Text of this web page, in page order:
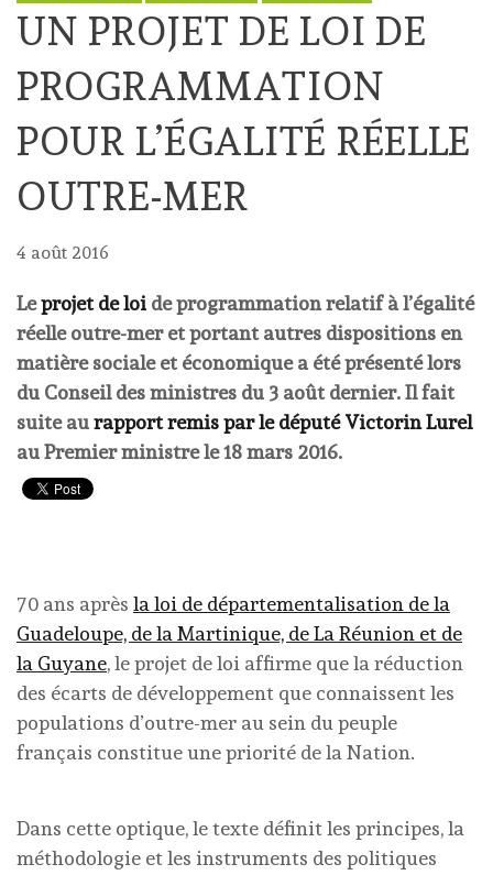
UN PROJET DE LOI DE
PROGRAMMATION
POUR L’ÉGALITÉ RÉELLE
OUTRE-MER
4 août 2016
Leprojet de loi de programmation relatif à l’égalité
réelle outre-mer et portant autres dispositions en
matière sociale et économique a été présenté lors
du Conseil des ministres du 3 août dernier. Il fait
suite aurapport remis par le député Victorin Lurel
au Premier ministre le 18 mars 2016.
70 ans après la loi de départementalisation de la
Guadeloupe, de la Martinique, de La Réunion et de
la Guyane, le projet de loi affirme que la réduction
des écarts de développement que connaissent les
populations d’outre-mer au sein du peuple
français constitue une priorité de la Nation.
Dans cette optique, le texte définit les principes, la
méthodologie et les instruments des politiques